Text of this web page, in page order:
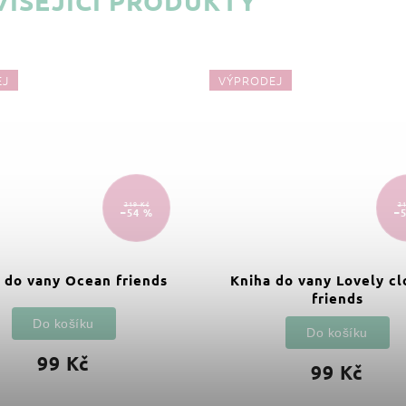
219 Kč
–54 %
do vany Ocean friends
99 Kč
Do košíku
VÝPRODEJ
Kniha do vany Lovely
friends
99 Kč
Do košíku